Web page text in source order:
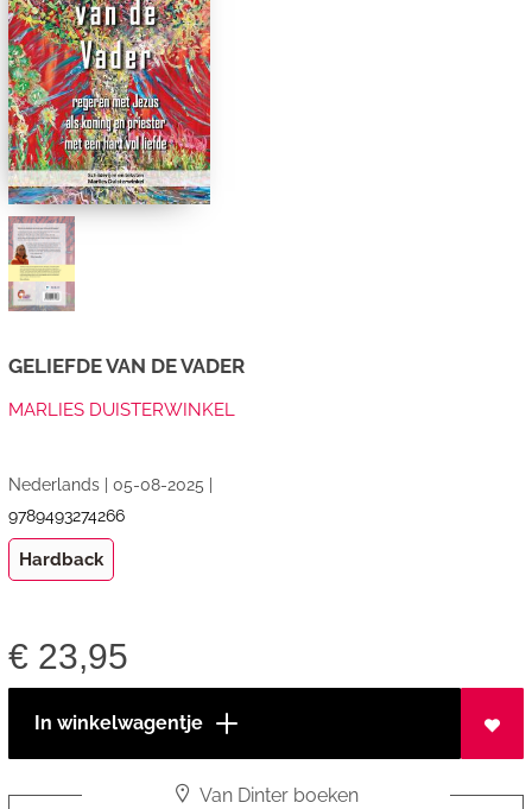
GELIEFDE VAN DE VADER
MARLIES DUISTERWINKEL
Nederlands | 05-08-2025 |
9789493274266
Hardback
€ 23,95
In winkelwagentje
Van Dinter boeken